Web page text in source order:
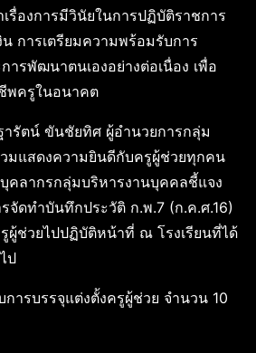
รื่องการมีวินัยในการปฏิบัติราชการ
น การเตรียมความพร้อมรับการ
ารพัฒนาตนเองอย่างต่อเนื่อง เพื่อ
พครูในอนาคต
รัตน์ ขันชัยทิศ ผู้อำนวยการกลุ่ม
มแสดงความยินดีกับครูผู้ช่วยทุกคน
คลากรกลุ่มบริหารงานบุคคลชี้แจง
รจัดทำบันทึกประวัติ ก.พ.7 (ก.ค.ศ.16)
ผู้ช่วยไปปฏิบัติหน้าที่ ณ โรงเรียนที่ได้
ป
การบรรจุแต่งตั้งครูผู้ช่วย จำนวน 10